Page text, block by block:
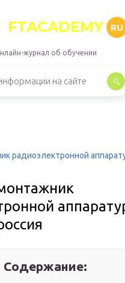
FTACADEMY RU
журнал об обучении
радиоэлектронной
Содержание: